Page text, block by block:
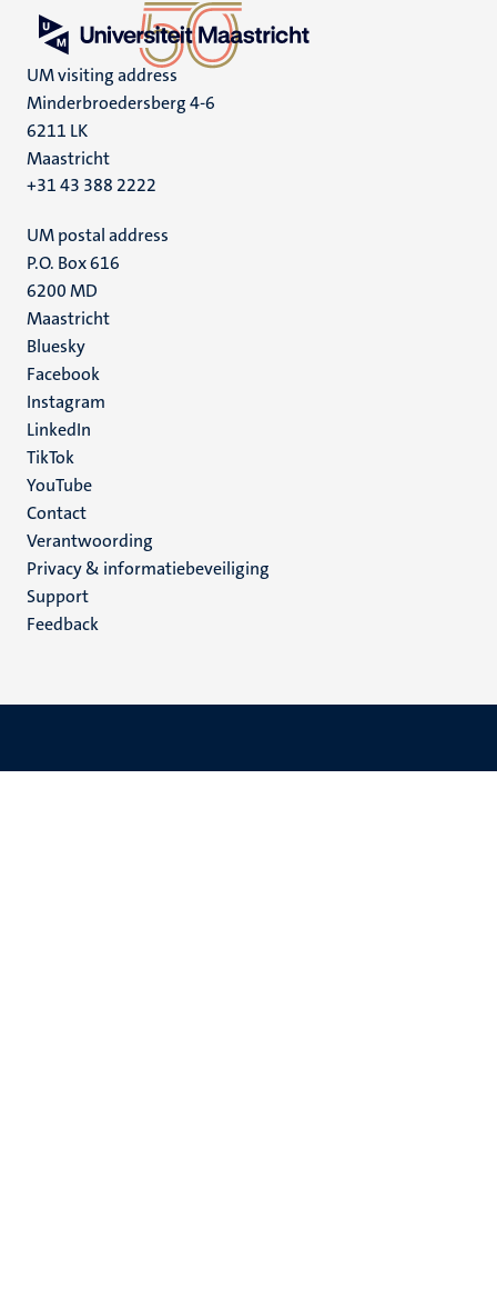
UM visiting address
Minderbroedersberg 4-6
6211 LK
Maastricht
+31 43 388 2222
UM postal address
P.O. Box 616
6200 MD
Maastricht
Social
media
Bluesky
Facebook
Instagram
LinkedIn
TikTok
YouTube
Menu
footer
(NL)
Contact
Verantwoording
Privacy & informatiebeveiliging
Support
Feedback